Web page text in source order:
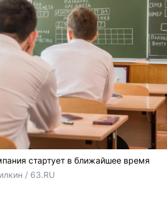
стартует в ближайшее время
/ 63.RU